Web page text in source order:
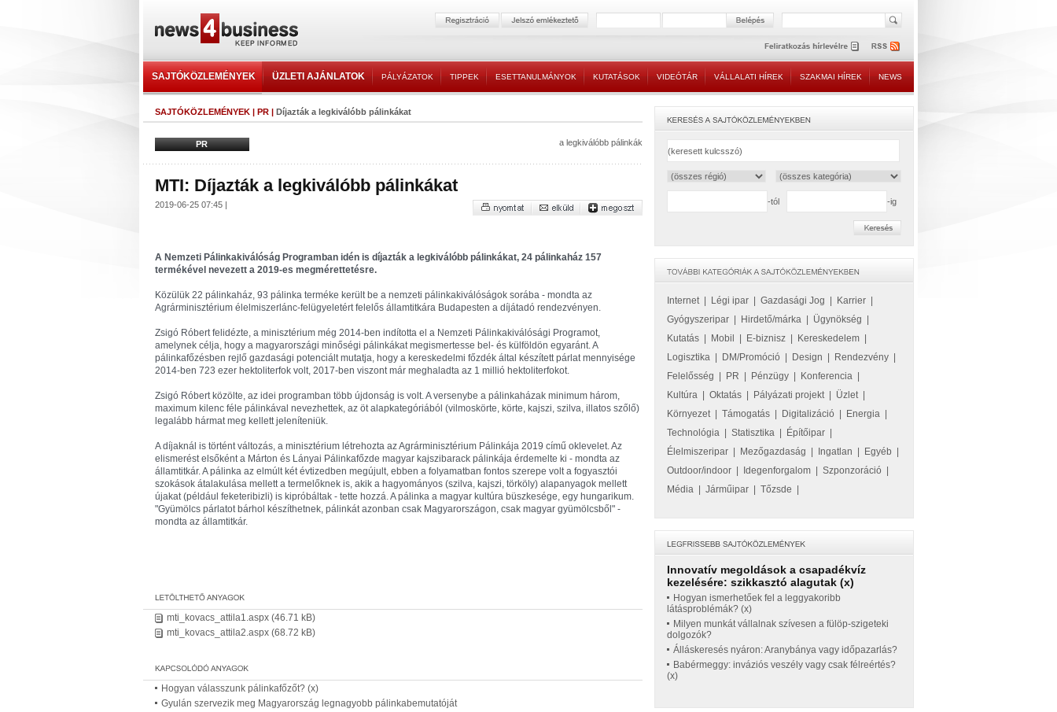
SAJTÓKÖZLEMÉNYEK ÜZLETI AJÁNLATOK PÁLYÁZATOK TIPPEK ESETTANULMÁNYOK KUTATÁSOK VIDEÓTÁR VÁLLALATI HÍREK SZAKMAI HÍREK NEWS
SAJTÓKÖZLEMÉNYEK | PR | Díjazták a legkiválóbb pálinkákat
PR a legkiválóbb pálinkák
MTI: Díjazták a legkiválóbb pálinkákat
2019-06-25 07:45 |
A Nemzeti Pálinkakiválóság Programban idén is díjazták a legkiválóbb pálinkákat, 24 pálinkaház 157
termékével nevezett a 2019-es megmérettetésre.
Közülük 22 pálinkaház, 93 pálinka terméke került be a nemzeti pálinkakiválóságok sorába - mondta az
Agrárminisztérium élelmiszerlánc-felügyeletért felelős államtitkára Budapesten a díjátadó rendezvényen.
Zsigó Róbert felidézte, a minisztérium még 2014-ben indította el a Nemzeti Pálinkakiválósági Programot,
amelynek célja, hogy a magyarországi minőségi pálinkákat megismertesse bel- és külföldön egyaránt. A
pálinkafőzésben rejlő gazdasági potenciált mutatja, hogy a kereskedelmi főzdék által készített párlat mennyisége
2014-ben 723 ezer hektoliterfok volt, 2017-ben viszont már meghaladta az 1 millió hektoliterfokot.
Zsigó Róbert közölte, az idei programban több újdonság is volt. A versenybe a pálinkaházak minimum három,
maximum kilenc féle pálinkával nevezhettek, az öt alapkategóriából (vilmoskörte, körte, kajszi, szilva, illatos szőlő)
legalább hármat meg kellett jeleníteniük.
A díjaknál is történt változás, a minisztérium létrehozta az Agrárminisztérium Pálinkája 2019 című oklevelet. Az
elismerést elsőként a Márton és Lányai Pálinkafőzde magyar kajszibarack pálinkája érdemelte ki - mondta az
államtitkár. A pálinka az elmúlt két évtizedben megújult, ebben a folyamatban fontos szerepe volt a fogyasztói
szokások átalakulása mellett a termelőknek is, akik a hagyományos (szilva, kajszi, törköly) alapanyagok mellett
újakat (például feketeribizli) is kipróbáltak - tette hozzá. A pálinka a magyar kultúra büszkesége, egy hungarikum.
"Gyümölcs párlatot bárhol készíthetnek, pálinkát azonban csak Magyarországon, csak magyar gyümölcsből" -
mondta az államtitkár.
mti_kovacs_attila1.aspx (46.71 kB)
mti_kovacs_attila2.aspx (68.72 kB)
Hogyan válasszunk pálinkafőzőt? (x)
Gyulán szervezik meg Magyarország legnagyobb pálinkabemutatóját
-tól -ig
Internet| Légi ipar Gazdasági Jog Karrier
Gyógyszeripar
Hirdető/márka Ügynökség
Kutatás
Mobil E-biznisz Kereskedelem
Logisztika
DM/Promóció Design Rendezvény
Felelősség
PR Pénzügy Konferencia
Kultúra
Oktatás Pályázati projekt| Üzlet|
Környezet| Támogatás Digitalizáció Energia
Technológia
Statisztika Építőipar
Élelmiszeripar
Mezőgazdaság Ingatlan Egyéb
Outdoor/indoor
Idegenforgalom Szponzoráció
Média
Járműipar Tőzsde
Innovatív megoldások a csapadékvíz
kezelésére: szikkasztó alagutak (x)
Hogyan ismerhetőek fel a leggyakoribb
látásproblémák? (x)
Milyen munkát vállalnak szívesen a fülöp-szigeteki
dolgozók?
Álláskeresés nyáron: Aranybánya vagy időpazarlás?
Babérmeggy: inváziós veszély vagy csak félreértés?
(x)